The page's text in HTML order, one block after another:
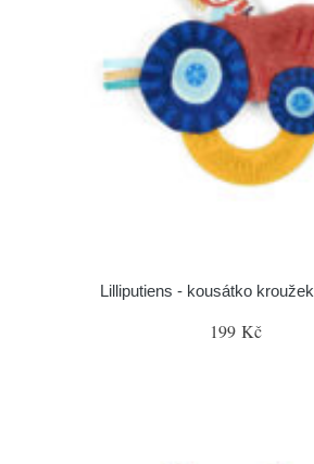
Lilliputiens - kousátko
199 Kč